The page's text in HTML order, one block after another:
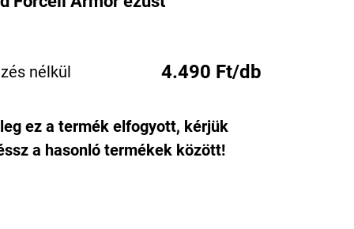
nélkül 4.490 Ft/db
ez a termék elfogyott, kérjük
a hasonló termékek között!